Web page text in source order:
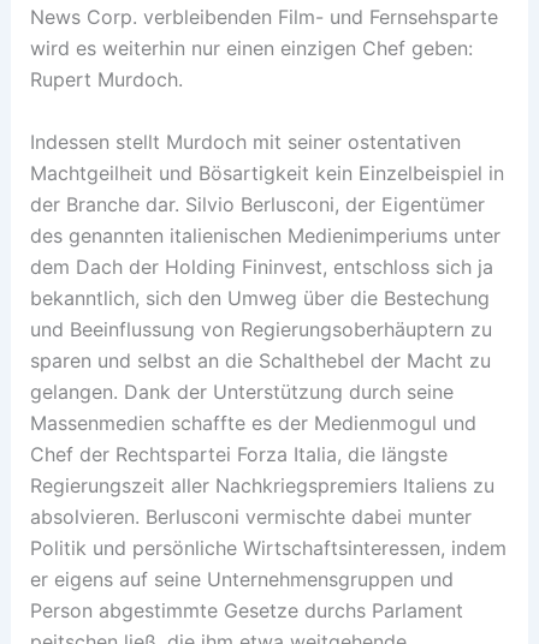
News Corp. verbleibenden Film- und Fernsehsparte
wird es weiterhin nur einen einzigen Chef geben:
Rupert Murdoch.
Indessen stellt Murdoch mit seiner ostentativen
Machtgeilheit und Bösartigkeit kein Einzelbeispiel in
der Branche dar. Silvio Berlusconi, der Eigentümer
des genannten italienischen Medienimperiums unter
dem Dach der Holding Fininvest, entschloss sich ja
bekanntlich, sich den Umweg über die Bestechung
und Beeinflussung von Regierungsoberhäuptern zu
sparen und selbst an die Schalthebel der Macht zu
gelangen. Dank der Unterstützung durch seine
Massenmedien schaffte es der Medienmogul und
Chef der Rechtspartei Forza Italia, die längste
Regierungszeit aller Nachkriegspremiers Italiens zu
absolvieren. Berlusconi vermischte dabei munter
Politik und persönliche Wirtschaftsinteressen, indem
er eigens auf seine Unternehmensgruppen und
Person abgestimmte Gesetze durchs Parlament